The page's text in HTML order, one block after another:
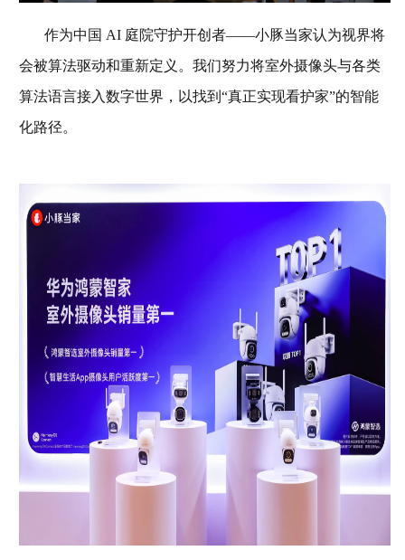
作为中国 AI 庭院守护开创者——小豚当家认为视界将
会被算法驱动和重新定义。我们努力将室外摄像头与各类
算法语言接入数字世界，以找到“真正实现看护家”的智能
化路径。